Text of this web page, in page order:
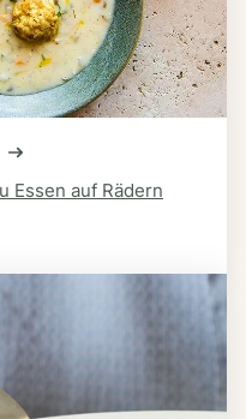
Essen auf Rädern